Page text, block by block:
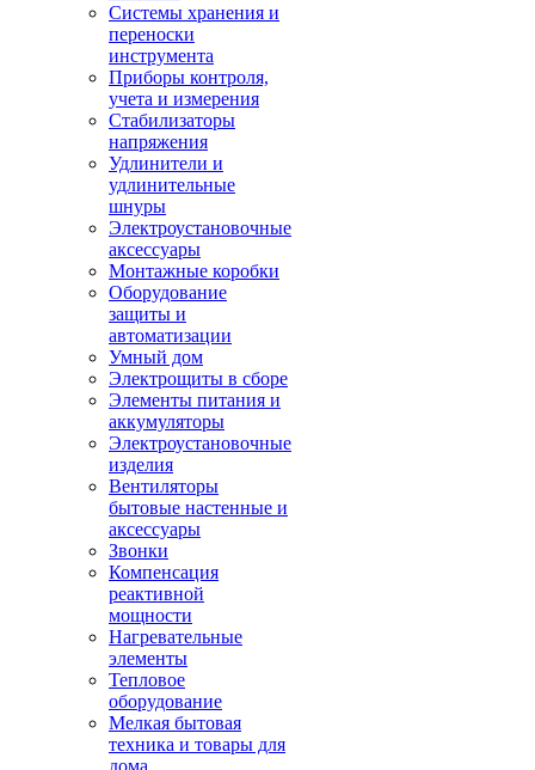
Системы хранения и
переноски
инструмента
Приборы контроля,
учета и измерения
Стабилизаторы
напряжения
Удлинители и
удлинительные
шнуры
Электроустановочные
аксессуары
Монтажные коробки
Оборудование
защиты и
автоматизации
Умный дом
Электрощиты в сборе
Элементы питания и
аккумуляторы
Электроустановочные
изделия
Вентиляторы
бытовые настенные и
аксессуары
Звонки
Компенсация
реактивной
мощности
Нагревательные
элементы
Тепловое
оборудование
Мелкая бытовая
техника и товары для
дома